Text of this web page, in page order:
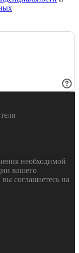
необходимой
вашего
соглашаетесь на